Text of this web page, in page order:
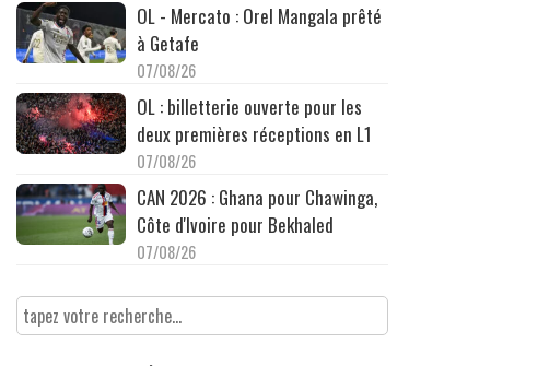
OL - Mercato : Orel Mangala prêté
à Getafe
07/08/26
OL : billetterie ouverte pour les
deux premières réceptions en L1
07/08/26
CAN 2026 : Ghana pour Chawinga,
Côte d'Ivoire pour Bekhaled
07/08/26